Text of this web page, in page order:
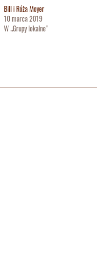
Bill i Róża Moyer
10 marca 2019
W „Grupy lokalne"